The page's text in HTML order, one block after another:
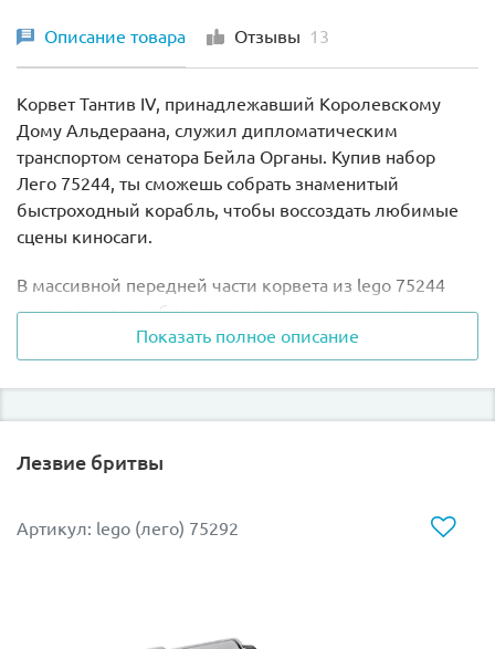
Описание товара Отзывы 13
Корвет Тантив IV, принадлежавший Королевскому
Дому Альдераана, служил дипломатическим
транспортом сенатора Бейла Органы. Купив набор
Лего 75244, ты сможешь собрать знаменитый
быстроходный корабль, чтобы воссоздать любимые
сцены киносаги.
В массивной передней части корвета из lego 75244
располагается кабина управления, где в каждом
отсеке помещается одна минифигурка пилота.
Подвижная оборонительная турель находится в
боевой готовности отразить атаку кораблей Империи.
Кроме турели, Тантив IV снабжен несколькими
обшивкой защищают главную палубу.
Съемная верхняя часть обшивки корабля открывает
Показать полное описание
Лезвие бритвы
Артикул: lego (лего) 75292